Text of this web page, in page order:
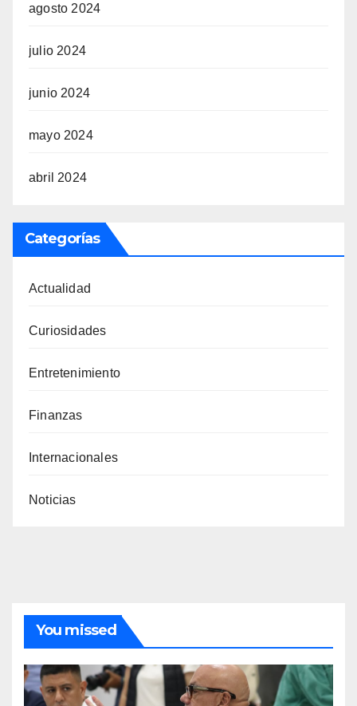
agosto 2024
julio 2024
junio 2024
mayo 2024
abril 2024
Categorías
Actualidad
Curiosidades
Entretenimiento
Finanzas
Internacionales
Noticias
You missed